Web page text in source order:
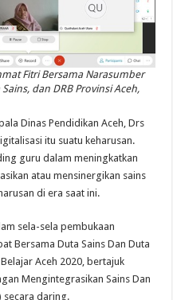
Fitri Bersama Narasumber
dan DRB Provinsi Aceh,
Dinas Pendidikan Aceh, Drs
itu suatu keharusan.
guru dalam meningkatkan
atau mensinergikan sains
di era saat ini.
sela-sela pembukaan
Bersama Duta Sains Dan Duta
Aceh 2020, bertajuk
Mengintegrasikan Sains Dan
secara daring.